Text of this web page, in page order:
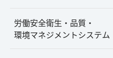
労働安全衛生・品質・
環境マネジメントシステム